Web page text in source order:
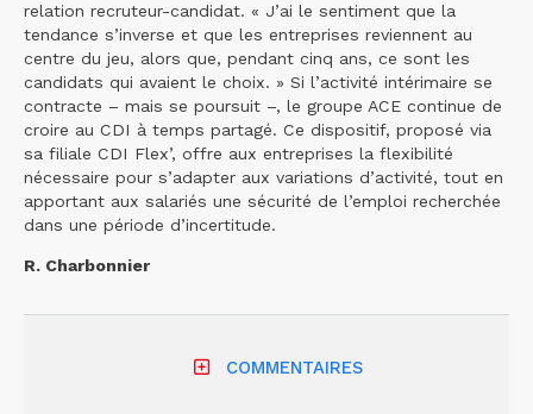
relation recruteur-candidat. « J’ai le sentiment que la
tendance s’inverse et que les entreprises reviennent au
centre du jeu, alors que, pendant cinq ans, ce sont les
candidats qui avaient le choix. » Si l’activité intérimaire se
contracte – mais se poursuit –, le groupe ACE continue de
croire au CDI à temps partagé. Ce dispositif, proposé via
sa filiale CDI Flex’, offre aux entreprises la flexibilité
nécessaire pour s’adapter aux variations d’activité, tout en
apportant aux salariés une sécurité de l’emploi recherchée
dans une période d’incertitude.
R. Charbonnier
COMMENTAIRES